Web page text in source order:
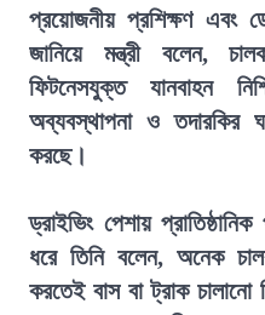
প্রয়োজনীয় প্রশিক্ষণ এবং
জানিয়ে মন্ত্রী বলেন,
ফিটনেসযুক্ত যানবাহন
অব্যবস্থাপনা ও তদারকির
করছে।
ড্রাইভিং পেশায়
ধরে তিনি বলেন, অনেক
করতেই বাস বা ট্রাক চালানো